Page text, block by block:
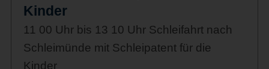
Kinder
11 00 Uhr bis 13 10 Uhr Schleifahrt nach
Schleimünde mit Schleipatent für die
Kinder